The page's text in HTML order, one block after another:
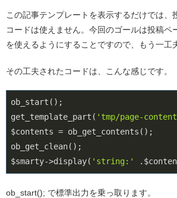
この記事テンプレートを表示するだけでは、
コードは使えません。今回のゴールは投稿ペ
を使えるようにすることですので、もう一工
その工夫されたコードは、こんな感じです。
ob_start();
get_template_part( 'tmp/page-
$contents = ob_get_contents();
ob_get_clean();
$smarty->display( 'string:'
ob_start(); で標準出力を乗っ取ります。